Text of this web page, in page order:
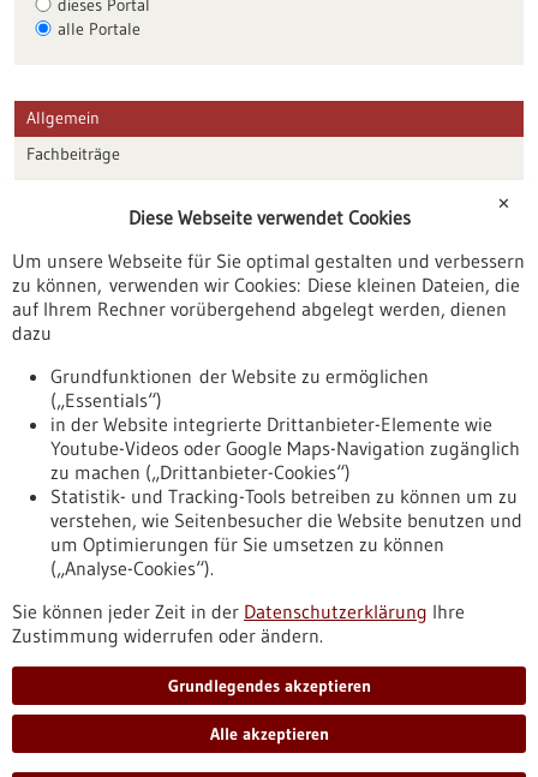
dieses Portal
alle Portale
Allgemein
Fachbeiträge
Veranstaltungen
Erscheinungsdatum
Nach oben
Informiert bleiben
Newsletter abonnieren
✕
Diese Webseite verwendet Cookies
Um unsere Webseite für Sie optimal gestalten und verbessern
zu können, verwenden wir Cookies: Diese kleinen Dateien, die
auf Ihrem Rechner vorübergehend abgelegt werden, dienen
dazu
Grundfunktionen der Website zu ermöglichen
(„Essentials“)
in der Website integrierte Drittanbieter-Elemente wie
Youtube-Videos oder Google Maps-Navigation zugänglich
zu machen („Drittanbieter-Cookies“)
Statistik- und Tracking-Tools betreiben zu können um zu
verstehen, wie Seitenbesucher die Website benutzen und
um Optimierungen für Sie umsetzen zu können
(„Analyse-Cookies“).
Sie können jeder Zeit in der Datenschutzerklärung Ihre
Zustimmung widerrufen oder ändern.
Grundlegendes akzeptieren
Alle akzeptieren